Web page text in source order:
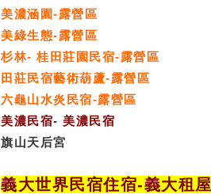
美濃涵園-露營區
美綠生態-露營區
杉林- 桂田莊園民宿-露營區
田莊民宿藝術葫蘆-露營區
六龜山水炎民宿-露營區
美濃民宿- 美濃民宿
旗山天后宮
義大世界民宿住宿-義大租屋